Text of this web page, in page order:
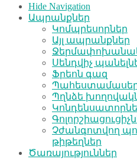
Hide Navigation
Ապրանքներ
Կոմպրեսորներ
Այլ ապրանքներ
Սենդվիչ
Ֆրեոն գազ
Պղնձե
Չժանգոտվող
թիթեղներ
Ծառայություններ